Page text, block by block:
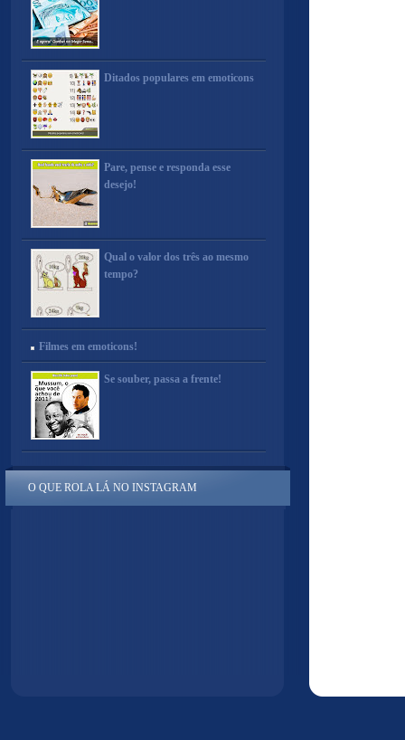
Ditados populares em emoticons
Pare, pense e responda esse
desejo!
Qual o valor dos três ao mesmo
tempo?
Filmes em emoticons!
Se souber, passa a frente!
O QUE ROLA LÁ NO INSTAGRAM